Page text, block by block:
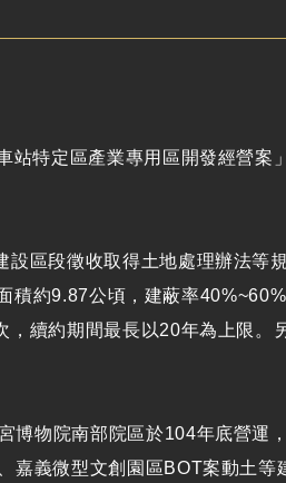
特定區產業專用區開發經營案
區段徵收取得土地處理辦法等
積約9.87公頃，建蔽率
續約期間最長以20年為上限。
物院南部院區於104年底營運
嘉義微型文創園區BOT案動土等